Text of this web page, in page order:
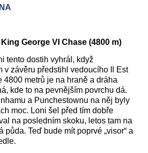
George VI Chase (4800 m)
tento dostih vyhrál, když
v závěru předstihl vedoucího Il Est
4800 metrů je na hraně a dráha
kde to na pevnějším povrchu dá.
a Punchestownu na něj byly
moc. Loni šel před tím dobře
na posledním skoku, letos tam na
půda. Teď bude mít poprvé „visor“ a